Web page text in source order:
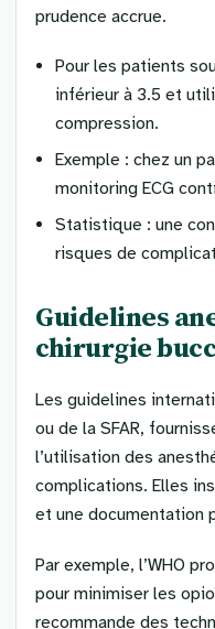
prudence accrue.
Pour les patients
inférieur à 3.5 et
compression.
Exemple : chez un
monitoring ECG
Statistique : une
risques de
Guidelines
chirurgie
Les guidelines
ou de la SFAR,
l’utilisation des
complications. Elles
et une documentation
Par exemple, l’WHO
pour minimiser les
recommande des